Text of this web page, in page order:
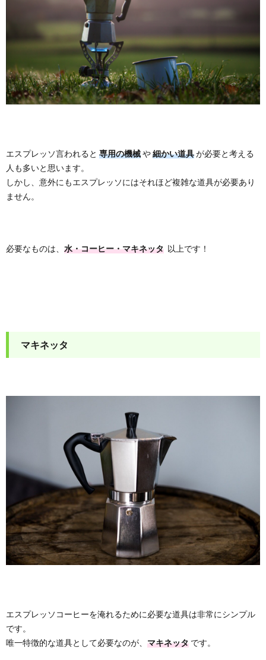
エスプレッソ言われると 専用の機械や細かい道具が必要と考える
人も多いと思います。
しかし、意外にもエスプレッソにはそれほど複雑な道具が必要あり
ません。
必要なものは、 水・コーヒー・マキネッタ 以上です！
マキネッタ
エスプレッソコーヒーを淹れるために必要な道具は非常にシンプル
です。
唯一特徴的な道具として必要なのが、 マキネッタ です。